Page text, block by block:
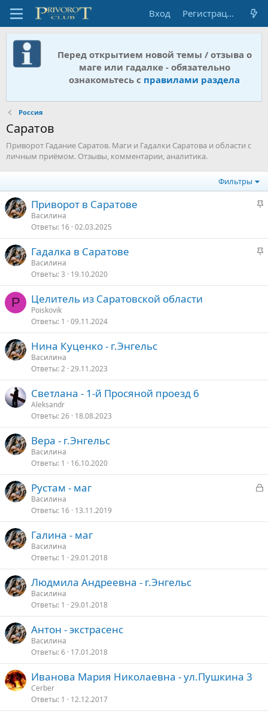
Вход Регистрация
Перед открытием новой темы / отзыва о
маге или гадалке - обязательно
ознакомьтесь с правилами раздела
Россия
Саратов
Приворот Гадание Саратов. Маги и Гадалки Саратова и области с
личным приёмом. Отзывы, комментарии, аналитика.
Фильтры
З
р
е
Приворот в Саратове
Василина
Ответы 16 02.03.2025
З
р
Гадалка в Саратове
Василина
Ответы 3 19.10.2020
P Целитель из Саратовской области
Poiskovik
Ответы 1 09.11.2024
Нина Куценко - г.Энгельс
Василина
Ответы 2 29.11.2023
Светлана - 1-й Просяной проезд 6
Aleksandr
Ответы 26 18.08.2023
Вера - г.Энгельс
Василина
Ответы 1 16.10.2020
З
р
Рустам - маг
Василина
Ответы 16 13.11.2019
Галина - маг
Василина
Ответы 1 29.01.2018
Людмила Андреевна - г.Энгельс
Василина
Ответы 1 29.01.2018
Антон - экстрасенс
Василина
Ответы 6 17.01.2018
Иванова Мария Николаевна - ул.Пушкина 3
Cerber
Ответы 1 12.12.2017